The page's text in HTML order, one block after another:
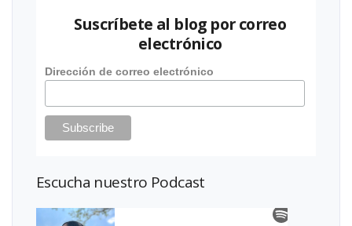
Suscríbete al blog por correo
electrónico
Dirección de correo electrónico
Escucha nuestro Podcast